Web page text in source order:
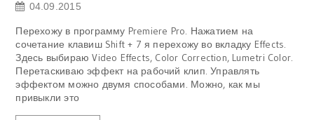
04.09.2015
Перехожу в программу Premiere Pro. Нажатием на
сочетание клавиш Shift + 7 я перехожу во вкладку Effects.
Здесь выбираю Video Effects, Color Correction, Lumetri Color.
Перетаскиваю эффект на рабочий клип. Управлять
эффектом можно двумя способами. Можно, как мы
привыкли это